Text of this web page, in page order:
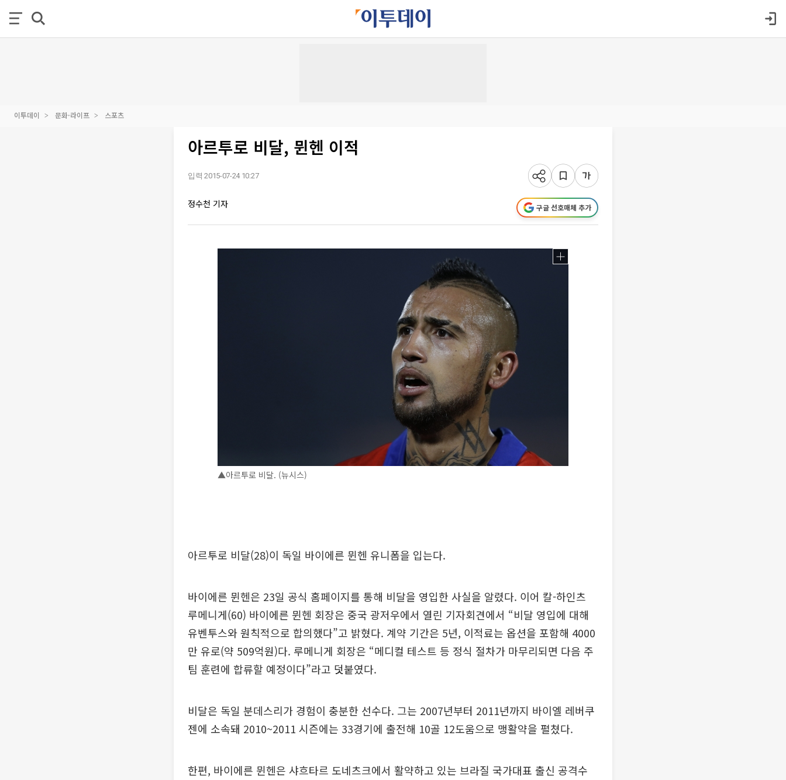
이투데이 문화·라이프 스포츠
아르투로 비달, 뮌헨 이적
입력 2015-07-24 10:27
정수천 기자 구글 선호매체 추가
▲아르투로 비달. (뉴시스)
아르투로 비달(28)이 독일 바이에른 뮌헨 유니폼을 입는다.
바이에른 뮌헨은 23일 공식 홈페이지를 통해 비달을 영입한 사실을 알렸다. 이어 칼-하인츠
루메니게(60) 바이에른 뮌헨 회장은 중국 광저우에서 열린 기자회견에서 “비달 영입에 대해
유벤투스와 원칙적으로 합의했다”고 밝혔다. 계약 기간은 5년, 이적료는 옵션을 포함해 4000
만 유로(약 509억원)다. 루메니게 회장은 “메디컬 테스트 등 정식 절차가 마무리되면 다음 주
팀 훈련에 합류할 예정이다”라고 덧붙였다.
비달은 독일 분데스리가 경험이 충분한 선수다. 그는 2007년부터 2011년까지 바이엘 레버쿠
젠에 소속돼 2010~2011 시즌에는 33경기에 출전해 10골 12도움으로 맹활약을 펼쳤다.
한편, 바이에른 뮌헨은 샤흐타르 도네츠크에서 활약하고 있는 브라질 국가대표 출신 공격수